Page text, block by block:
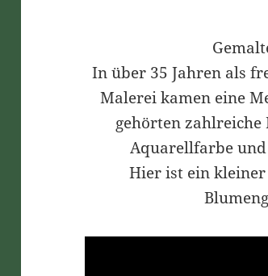
In über 35 Jahren als
Malerei kamen eine
gehörten
Aquarellfarbe
Hier ist ein